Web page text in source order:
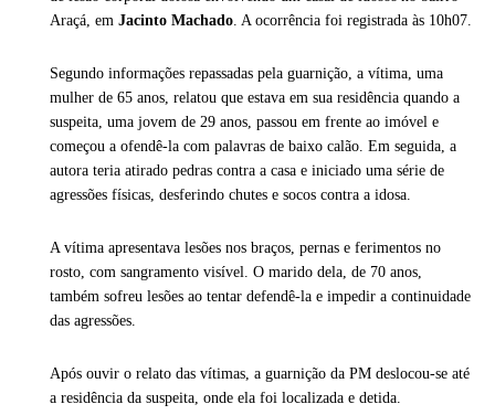
Araçá, em Jacinto Machado . A ocorrência foi registrada às 10h07.
Segundo informações repassadas pela guarnição, a vítima, uma
mulher de 65 anos, relatou que estava em sua residência quando a
suspeita, uma jovem de 29 anos, passou em frente ao imóvel e
começou a ofendê-la com palavras de baixo calão. Em seguida, a
autora teria atirado pedras contra a casa e iniciado uma série de
agressões físicas, desferindo chutes e socos contra a idosa.
A vítima apresentava lesões nos braços, pernas e ferimentos no
rosto, com sangramento visível. O marido dela, de 70 anos,
também sofreu lesões ao tentar defendê-la e impedir a continuidade
das agressões.
Após ouvir o relato das vítimas, a guarnição da PM deslocou-se até
a residência da suspeita, onde ela foi localizada e detida.